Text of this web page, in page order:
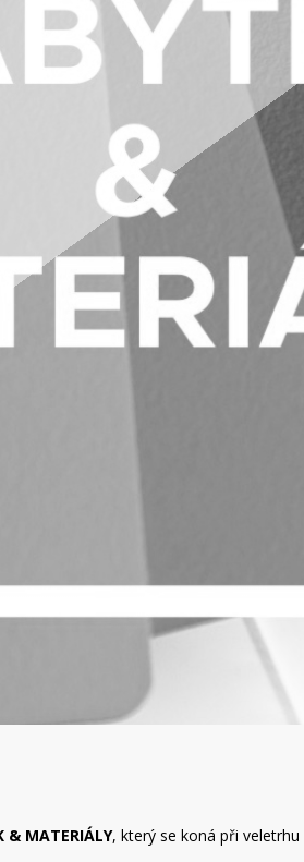
& MATERIÁLY, který se koná při veletrhu